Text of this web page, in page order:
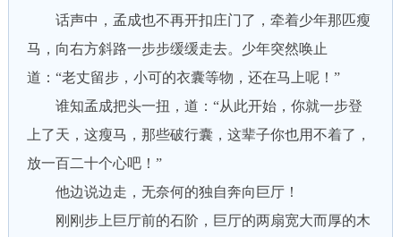
话声中，孟成也不再开扣庄门了，牵着少年那匹瘦
马，向右方斜路一步步缓缓走去。少年突然唤止
道：“老丈留步，小可的衣囊等物，还在马上呢！”
谁知孟成把头一扭，道：“从此开始，你就一步登
上了天，这瘦马，那些破行囊，这辈子你也用不着了，
放一百二十个心吧！”
他边说边走，无奈何的独自奔向巨厅！
刚刚步上巨厅前的石阶，巨厅的两扇宽大而厚的木